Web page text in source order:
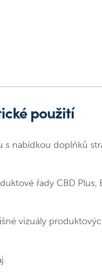
použití
s nabídkou doplňků
řady CBD Plus,
vizuály